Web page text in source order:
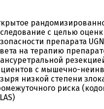
с целью
препарата
на терапию
с мышечно-
низкой степени
риска